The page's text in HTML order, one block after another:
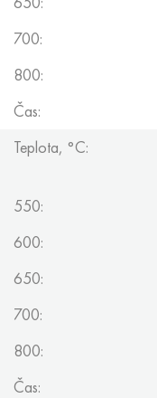
700:
800:
Čas:
Teplota, °C:
550:
600:
650:
700:
800:
Čas: